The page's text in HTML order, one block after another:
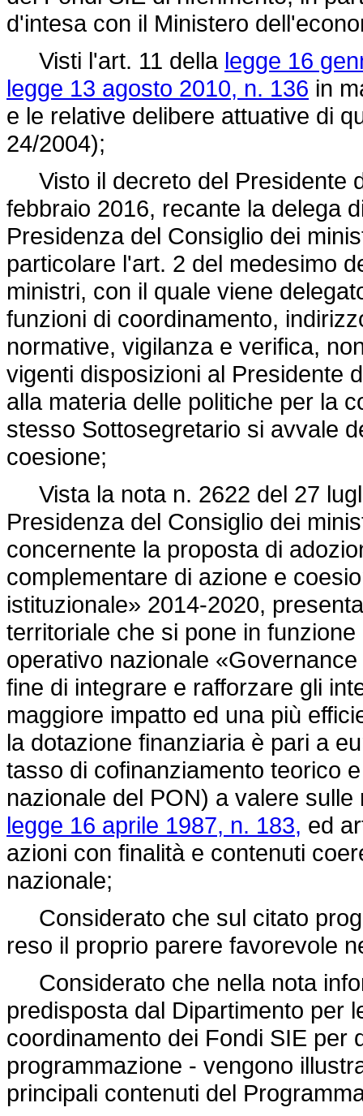
d'intesa con il Ministero
Visti l'art. 11 della legge 16
legge 13 agosto 2010, n. 136 in
e le relative delibere attuative di
24/2004);
Visto il decreto del Presidente
febbraio 2016, recante la delega
Presidenza del Consiglio dei
particolare l'art. 2 del medesimo
ministri, con il quale viene
funzioni di coordinamento,
normative, vigilanza e verifica,
vigenti disposizioni al Presidente
alla materia delle politiche per la
stesso Sottosegretario si avvale
coesione;
Vista la nota n. 2622 del 27
Presidenza del Consiglio dei
concernente la proposta di
complementare di azione e
istituzionale» 2014-2020,
territoriale che si pone in
operativo nazionale
fine di integrare e rafforzare gli
maggiore impatto ed una più
la dotazione finanziaria è pari a
tasso di cofinanziamento teorico
nazionale del PON) a valere
legge 16 aprile 1987, n. 183, ed
azioni con finalità e contenuti
nazionale;
Considerato che sul citato
reso il proprio parere favorevole
Considerato che nella nota
predisposta dal Dipartimento per
coordinamento dei Fondi SIE per
programmazione - vengono
principali contenuti del